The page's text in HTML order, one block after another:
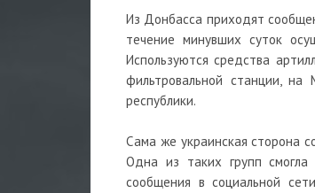
Из Донбасса приходят
течение минувших суток
Используются средства
фильтровальной станции, на
республики.
Сама же украинская сторона
Одна из таких групп
сообщения в социальной